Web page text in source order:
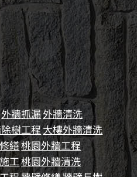
外牆抓漏外牆清洗
樹工程大樓外牆清洗
繕桃園外牆工程
工桃園外牆清洗